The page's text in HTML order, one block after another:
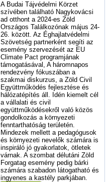
A Budai Tájvédelmi Körzet
szívében található Nagykovácsi
ad otthont a 2024-es Zöld
Országos Találkozónak május 24-
26. között. Az Éghajlatvédelmi
Szövetség partnerként segíti az
esemény szervezését az EU
Climate Pact programjának
támogatásával, A háromnapos
rendezvény fókuszában a
szakmai diskurzus, a Zöld Civil
Együttműködés fejlesztése és
hálózatépítés áll. Idén kiemelt cél
a vállalati és civil
együttműködésekről való közös
gondolkozás a környezeti
fenntarthatóság területén.
Mindezek mellett a pedagógusok
és környezeti nevelők számára is
inspiráló jó gyakorlatok, ötletek
várnak. A szombat délutáni Zöld
Forgatag esemény pedig bárki
számára szabadon látogatható és
ingyenes a kastély parkjában.